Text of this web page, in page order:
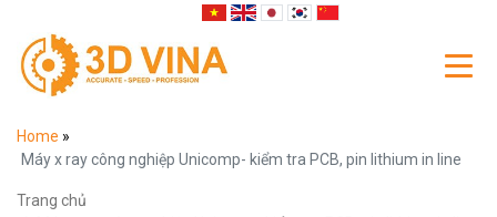
Home »
Máy x ray công nghiệp Unicomp- kiểm tra PCB, pin lithium in line
Trang chủ